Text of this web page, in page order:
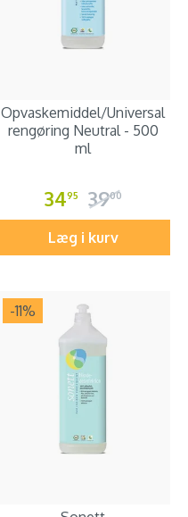
Opvaskemiddel/Universal
rengøring Neutral - 500
ml
3495 3900
Læg i kurv
-11%